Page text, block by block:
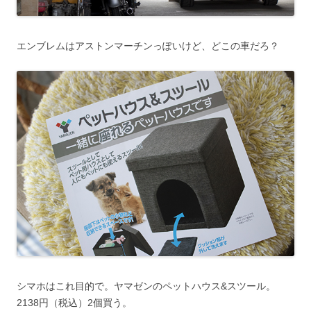
エンブレムはアストンマーチンっぽいけど、どこの車だろ？
シマホはこれ目的で。ヤマゼンのペットハウス&スツール。
2138円（税込）2個買う。